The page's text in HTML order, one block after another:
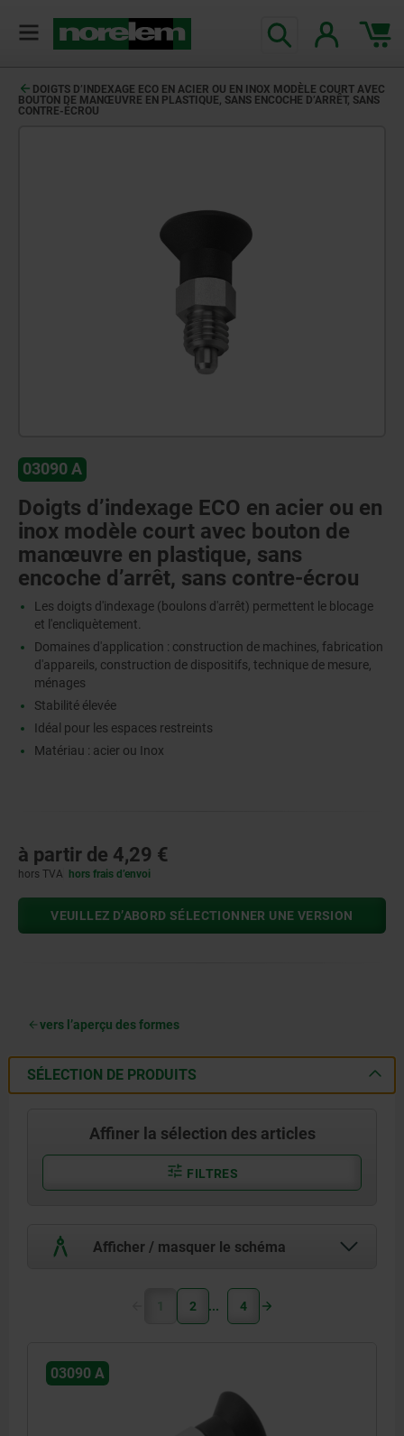
DOIGTS D’INDEXAGE ECO EN ACIER OU EN INOX MODÈLE COURT AVEC
BOUTON DE MANŒUVRE EN PLASTIQUE, SANS ENCOCHE D’ARRÊT, SANS
CONTRE-ÉCROU
03090 A
Doigts d’indexage ECO en acier ou en
inox modèle court avec bouton de
manœuvre en plastique, sans
encoche d’arrêt, sans contre-écrou
Les doigts d'indexage (boulons d'arrêt) permettent le blocage
et l'encliquètement.
Domaines d'application : construction de machines, fabrication
d'appareils, construction de dispositifs, technique de mesure,
ménages
Stabilité élevée
Idéal pour les espaces restreints
Matériau : acier ou Inox
à partir de 4,29 €
hors TVA hors frais d’envoi
VEUILLEZ D’ABORD SÉLECTIONNER UNE VERSION
vers l’aperçu des formes
SÉLECTION DE PRODUITS
Affiner la sélection des articles
FILTRES
Afficher / masquer le schéma
1 2 4
03090 A